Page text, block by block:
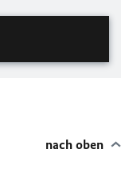
nach oben